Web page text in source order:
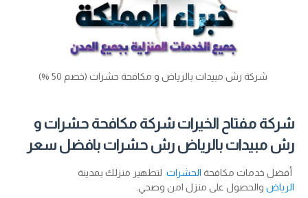
شركة رش مبيدات بالرياض و مكافحة حشرات (خصم 50 %)
شركة مفتاح الخيرات شركة مكافحة حشرات و
رش مبيدات بالرياض رش حشرات بافضل سعر
أفضل خدمات مكافحة الحشرات لتطهير منزلك بمدينة
الرياض والحصول على منزل امن وصحي.